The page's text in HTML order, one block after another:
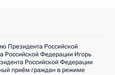
Президента Российской
Федерации Игорь
Российской Федерации
приём граждан в режиме